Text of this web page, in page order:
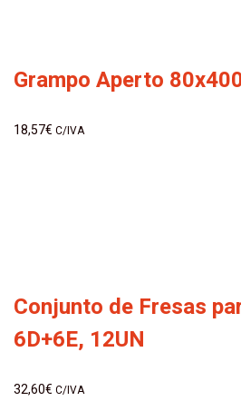
Grampo Aperto
18,57€ C/IVA
Conjunto de Fresas
6D+6E, 12UN
32,60€ C/IVA